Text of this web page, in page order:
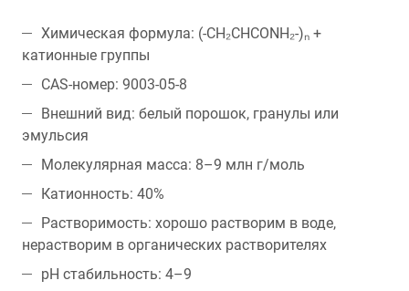
Химическая формула: (-CH₂CHCONH₂-)ₙ +
катионные группы
CAS-номер: 9003-05-8
Внешний вид: белый порошок, гранулы или
эмульсия
Молекулярная масса: 8–9 млн г/моль
Катионность: 40%
Растворимость: хорошо растворим в воде,
нерастворим в органических растворителях
pH стабильность: 4–9